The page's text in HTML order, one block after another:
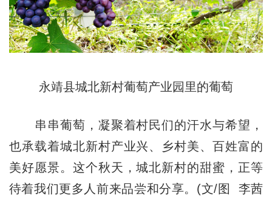
永靖县城北新村葡萄产业园里的葡萄
串串葡萄，凝聚着村民们的汗水与希望，
也承载着城北新村产业兴、乡村美、百姓富的
美好愿景。这个秋天，城北新村的甜蜜，正等
待着我们更多人前来品尝和分享。(文/图 李茜